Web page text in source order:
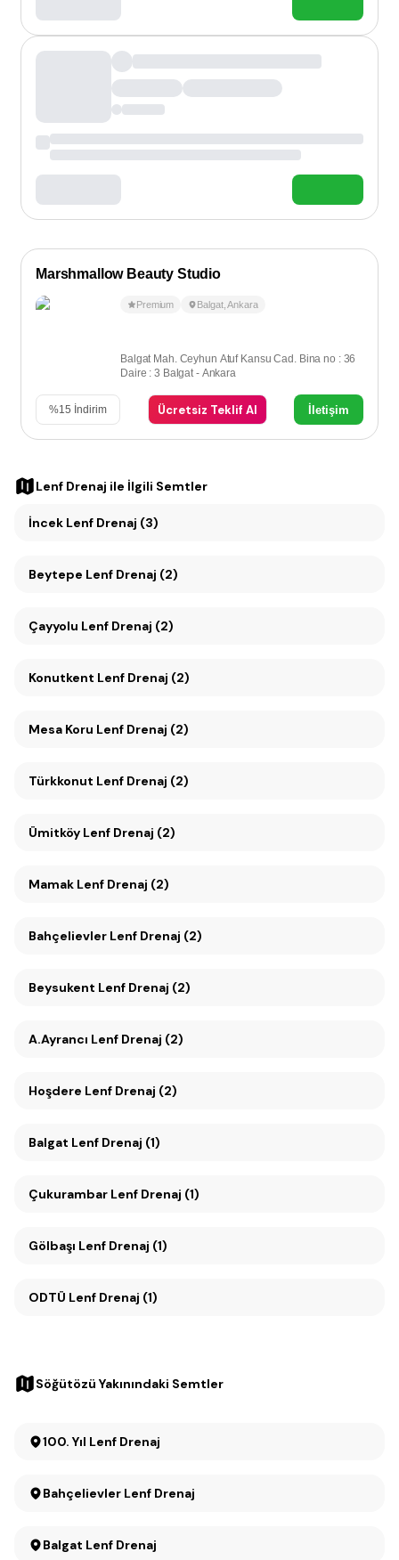
Marshmallow Beauty Studio
Premium Balgat,Ankara
Balgat Mah. Ceyhun Atuf Kansu Cad. Bina no : 36
Daire : 3 Balgat - Ankara
%15 İndirim Ücretsiz Teklif Al İletişim
Lenf Drenaj ile İlgili Semtler
İncek Lenf Drenaj (3)
Beytepe Lenf Drenaj (2)
Çayyolu Lenf Drenaj (2)
Konutkent Lenf Drenaj (2)
Mesa Koru Lenf Drenaj (2)
Türkkonut Lenf Drenaj (2)
Ümitköy Lenf Drenaj (2)
Mamak Lenf Drenaj (2)
Bahçelievler Lenf Drenaj (2)
Beysukent Lenf Drenaj (2)
A.Ayrancı Lenf Drenaj (2)
Hoşdere Lenf Drenaj (2)
Balgat Lenf Drenaj (1)
Çukurambar Lenf Drenaj (1)
Gölbaşı Lenf Drenaj (1)
ODTÜ Lenf Drenaj (1)
Söğütözü Yakınındaki Semtler
100. Yıl Lenf Drenaj
Bahçelievler Lenf Drenaj
Balgat Lenf Drenaj